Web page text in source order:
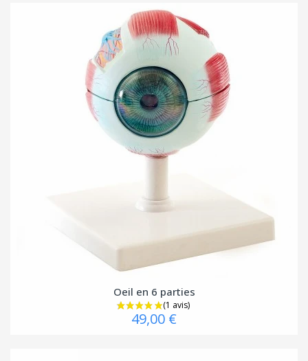
Oeil en 6 parties
49,00 €